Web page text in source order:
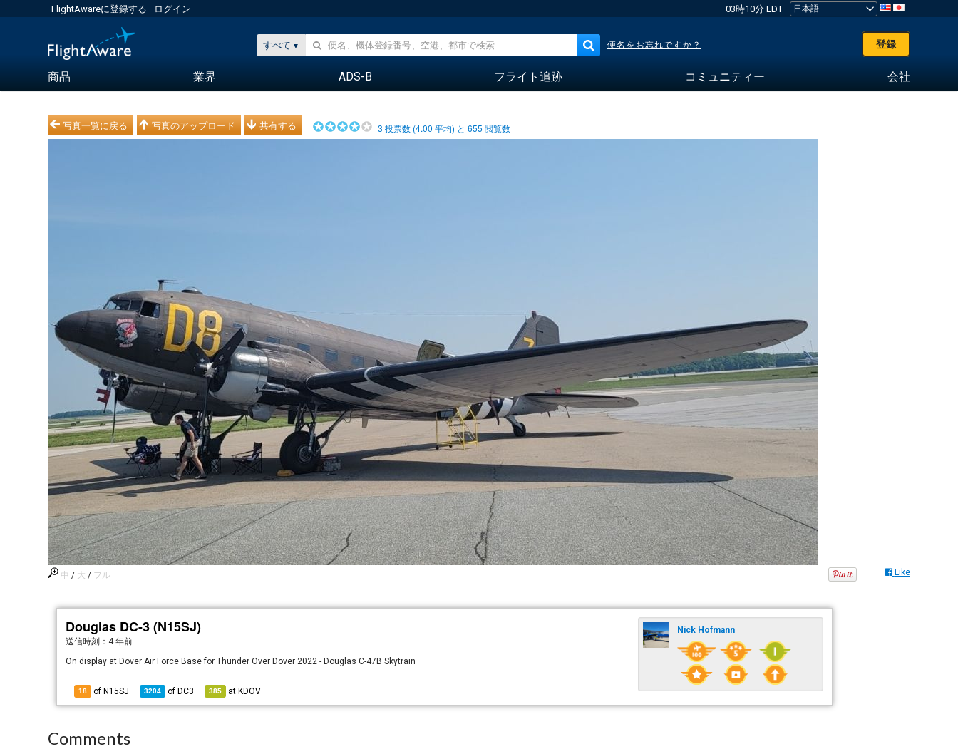
FlightAwareに登録する ログイン 03時10分 EDT
すべて 便名をお忘れですか？ 登録
商品 業界 ADS-B フライト追跡 コミュニティー 会社
写真一覧に戻る 写真のアップロード 共有する 3 投票数 (4.00 平均) と655 閲覧数
中 / 大 / フル Like
Douglas DC-3 (N15SJ)
送信時刻： 4 年前
On display at Dover Air Force Base for Thunder Over Dover 2022 - Douglas C-47B Skytrain
18 of N15SJ 3204 of DC3 385 at KDOV
Nick Hofmann
Comments